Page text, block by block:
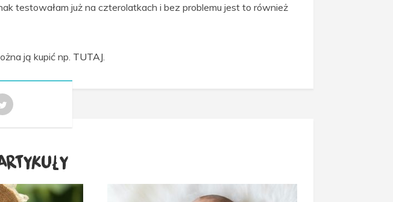
testowałam już na czterolatkach i bez problemu jest to również
ją kupić np. TUTAJ.